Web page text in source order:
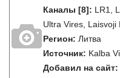
Каналы [8]: LR1,
Ultra Vires, Laisvoji
Регион: Литва
Источник: Kalba
Добавил на сайт: